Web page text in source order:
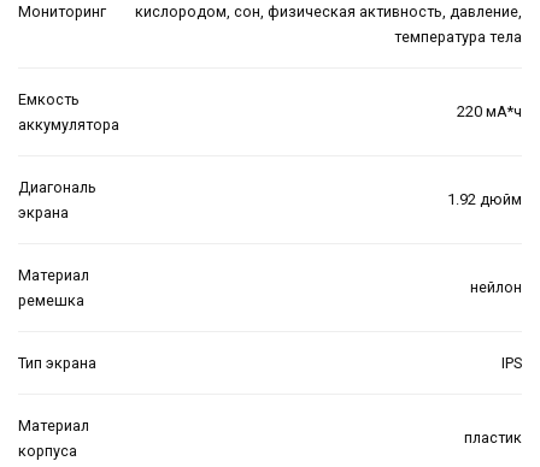
Мониторинг
кислородом, сон, физическая активность, давление,
температура тела
Емкость
аккумулятора
220 мА*ч
Диагональ
экрана
1.92 дюйм
Материал
ремешка
нейлон
Тип экрана IPS
Материал
корпуса
пластик